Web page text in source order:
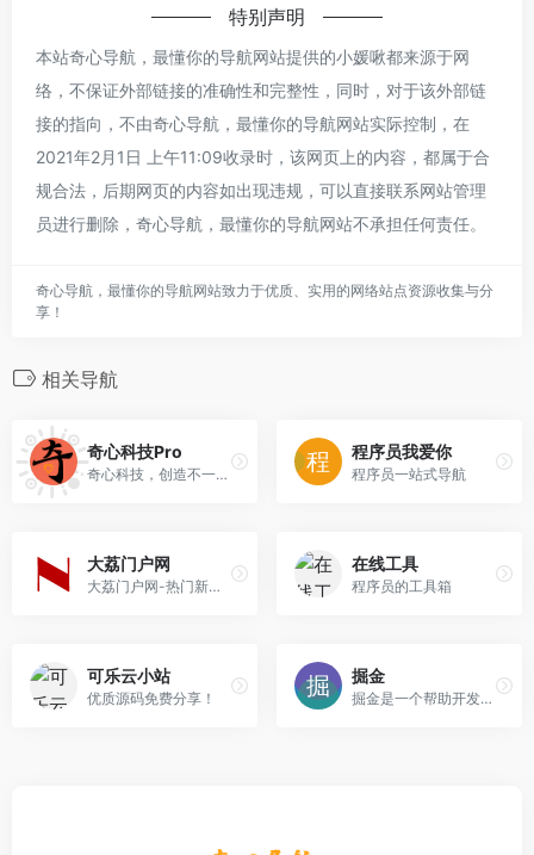
特别声明
本站奇心导航，最懂你的导航网站提供的小媛啾都来源于网
络，不保证外部链接的准确性和完整性，同时，对于该外部链
接的指向，不由奇心导航，最懂你的导航网站实际控制，在
2021年2月1日 上午11:09收录时，该网页上的内容，都属于合
规合法，后期网页的内容如出现违规，可以直接联系网站管理
员进行删除，奇心导航，最懂你的导航网站不承担任何责任。
奇心导航，最懂你的导航网站致力于优质、实用的网络站点资源收集与分
享！
相关导航
奇心科技Pro
奇心科技，创造不一样的科技平台！
程序员我爱你
程序员一站式导航
大荔门户网
大荔门户网-热门新闻资讯-关注时事动态的资讯平台
在线工具
程序员的工具箱
可乐云小站
优质源码免费分享！
掘金
掘金是一个帮助开发者成长的社区，是给开发者用的，给设计师用的，和给产品经理用的 。